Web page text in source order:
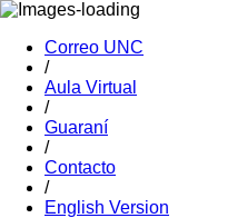
Correo UNC
/
Aula Virtual
/
Guaraní
/
Contacto
/
English Version